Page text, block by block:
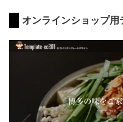
オンラインショップ